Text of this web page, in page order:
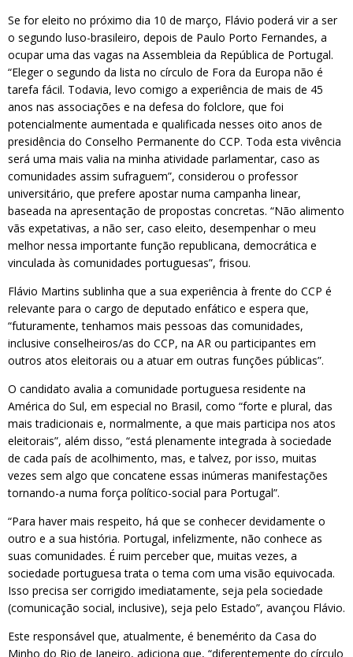
Se for eleito no próximo dia 10 de março, Flávio poderá vir a ser
o segundo luso-brasileiro, depois de Paulo Porto Fernandes, a
ocupar uma das vagas na Assembleia da República de Portugal.
“Eleger o segundo da lista no círculo de Fora da Europa não é
tarefa fácil. Todavia, levo comigo a experiência de mais de 45
anos nas associações e na defesa do folclore, que foi
potencialmente aumentada e qualificada nesses oito anos de
presidência do Conselho Permanente do CCP. Toda esta vivência
será uma mais valia na minha atividade parlamentar, caso as
comunidades assim sufraguem”, considerou o professor
universitário, que prefere apostar numa campanha linear,
baseada na apresentação de propostas concretas. “Não alimento
vãs expetativas, a não ser, caso eleito, desempenhar o meu
melhor nessa importante função republicana, democrática e
vinculada às comunidades portuguesas”, frisou.
Flávio Martins sublinha que a sua experiência à frente do CCP é
relevante para o cargo de deputado enfático e espera que,
“futuramente, tenhamos mais pessoas das comunidades,
inclusive conselheiros/as do CCP, na AR ou participantes em
outros atos eleitorais ou a atuar em outras funções públicas”.
O candidato avalia a comunidade portuguesa residente na
América do Sul, em especial no Brasil, como “forte e plural, das
mais tradicionais e, normalmente, a que mais participa nos atos
eleitorais”, além disso, “está plenamente integrada à sociedade
de cada país de acolhimento, mas, e talvez, por isso, muitas
vezes sem algo que concatene essas inúmeras manifestações
tornando-a numa força político-social para Portugal”.
“Para haver mais respeito, há que se conhecer devidamente o
outro e a sua história. Portugal, infelizmente, não conhece as
suas comunidades. É ruim perceber que, muitas vezes, a
sociedade portuguesa trata o tema com uma visão equivocada.
Isso precisa ser corrigido imediatamente, seja pela sociedade
(comunicação social, inclusive), seja pelo Estado”, avançou Flávio.
Este responsável que, atualmente, é benemérito da Casa do
Minho do Rio de Janeiro, adiciona que, “diferentemente do círculo